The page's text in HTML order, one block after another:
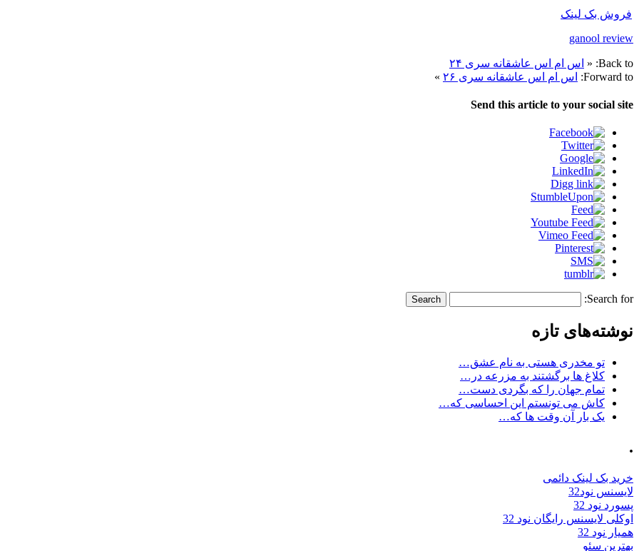
فروش بک لینک
ganool review
Back to:
« اس ام اس عاشقانه سری ۲۴
Forward to:
اس ام اس عاشقانه سری ۲۶ »
Send this article to your social site
Search for:
نوشته‌های تازه
تو مخدری هستی به نام عشق…
کلاغ ها برگشتند به مزرعه در…
تمام جهان را که بگردی دست…
کاش می تونستم این احساسی که…
یک بار آن وقت ها که…
.
خرید بک لینک دائمی
لایسنس نود32
پسورد نود 32
اوکلی لایسنس رایگان نود 32
همیار نود 32
بهترین سئو